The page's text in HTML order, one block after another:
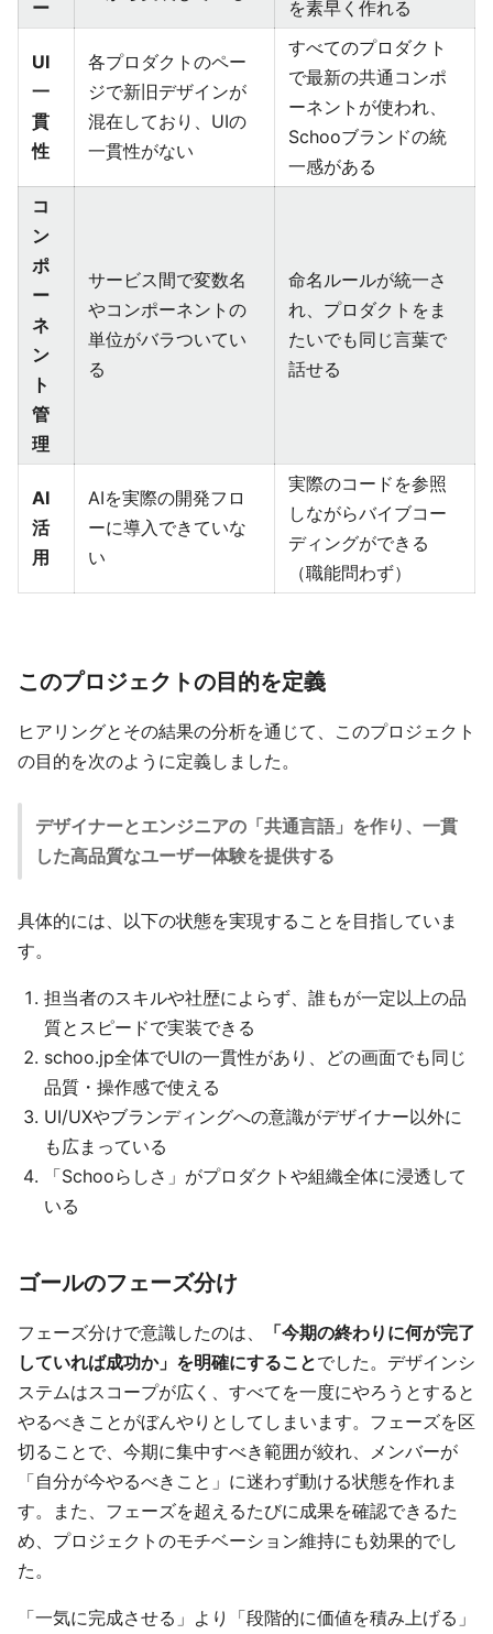
ー を素早く作れる
UI
一
貫
性
各プロダクトのペー
ジで新旧デザインが
混在しており、UIの
一貫性がない
すべてのプロダクト
で最新の共通コンポ
ーネントが使われ、
Schooブランドの統
一感がある
コ
ン
ポ
ー
ネ
ン
ト
管
理
サービス間で変数名
やコンポーネントの
単位がバラついてい
る
命名ルールが統一さ
れ、プロダクトをま
たいでも同じ言葉で
話せる
AI
活
用
AIを実際の開発フロ
ーに導入できていな
い
実際のコードを参照
しながらバイブコー
ディングができる
（職能問わず）
このプロジェクトの目的を定義
ヒアリングとその結果の分析を通じて、このプロジェクト
の目的を次のように定義しました。
デザイナーとエンジニアの「共通言語」を作り、一貫
した高品質なユーザー体験を提供する
具体的には、以下の状態を実現することを目指していま
す。
担当者のスキルや社歴によらず、誰もが一定以上の品
質とスピードで実装できる
schoo.jp全体でUIの一貫性があり、どの画面でも同じ
品質・操作感で使える
UI/UXやブランディングへの意識がデザイナー以外に
も広まっている
「Schooらしさ」がプロダクトや組織全体に浸透して
いる
ゴールのフェーズ分け
フェーズ分けで意識したのは、
「今期の終わりに何が完了
していれば成功か」を明確にすることでした。デザインシ
ステムはスコープが広く、すべてを一度にやろうとすると
やるべきことがぼんやりとしてしまいます。フェーズを区
切ることで、今期に集中すべき範囲が絞れ、メンバーが
「自分が今やるべきこと」に迷わず動ける状態を作れま
す。また、フェーズを超えるたびに成果を確認できるた
め、プロジェクトのモチベーション維持にも効果的でし
た。
「一気に完成させる」より「段階的に価値を積み上げる」